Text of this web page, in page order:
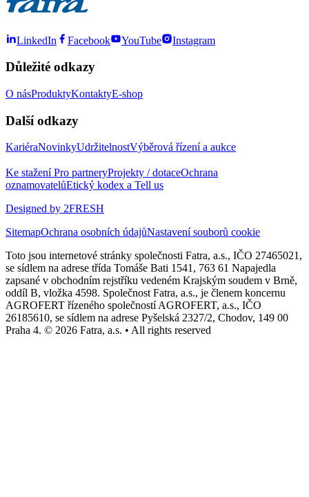
LinkedIn Facebook YouTube Instagram
Důležité odkazy
O násProduktyKontaktyE-shop
Další odkazy
KariéraNovinkyUdržitelnostVýběrová řízení a aukce
Ke staženíPro partneryProjekty / dotaceOchrana
oznamovatelůEtický kodex a Tell us
Designed by 2FRESH
SitemapOchrana osobních údajůNastavení souborů cookie
Toto jsou internetové stránky společnosti Fatra, a.s., IČO 27465021,
se sídlem na adrese třída Tomáše Bati 1541, 763 61 Napajedla
zapsané v obchodním rejstříku vedeném Krajským soudem v Brně,
oddíl B, vložka 4598. Společnost Fatra, a.s., je členem koncernu
AGROFERT řízeného společností AGROFERT, a.s., IČO
26185610, se sídlem na adrese Pyšelská 2327/2, Chodov, 149 00
Praha 4. © 2026 Fatra, a.s. • All rights reserved